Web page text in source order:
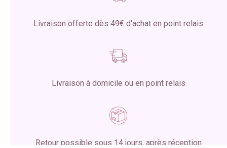
Livraison offerte dès 49€ d'achat en point relais
Livraison à domicile ou en point relais
Retour possible sous 14 jours, après réception